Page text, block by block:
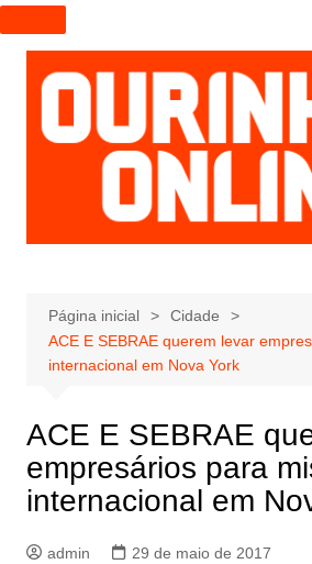
I
r
p
a
r
a
e
ú
d
Página inicial
Cidade
ACE E SEBRAE querem levar
internacional em Nova York
ACE E SEBRAE
empresários para
internacional em
admin
29 de maio de 2017